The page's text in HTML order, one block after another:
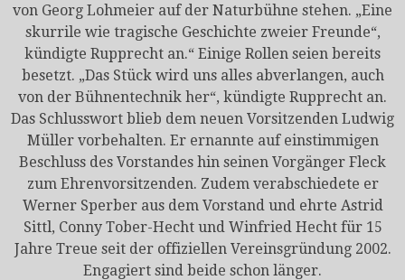
von Georg Lohmeier auf der Naturbühne stehen. „Eine
skurrile wie tragische Geschichte zweier Freunde“,
kündigte Rupprecht an.“ Einige Rollen seien bereits
besetzt. „Das Stück wird uns alles abverlangen, auch
von der Bühnentechnik her“, kündigte Rupprecht an.
Das Schlusswort blieb dem neuen Vorsitzenden Ludwig
Müller vorbehalten. Er ernannte auf einstimmigen
Beschluss des Vorstandes hin seinen Vorgänger Fleck
zum Ehrenvorsitzenden. Zudem verabschiedete er
Werner Sperber aus dem Vorstand und ehrte Astrid
Sittl, Conny Tober-Hecht und Winfried Hecht für 15
Jahre Treue seit der offiziellen Vereinsgründung 2002.
Engagiert sind beide schon länger.